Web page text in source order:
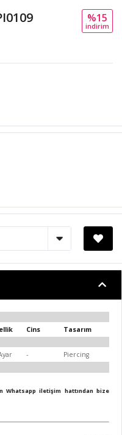
%15
i̇ndi̇ri̇m
Cins Tasarım
- Piercing
Whatsapp iletişim hattından bize